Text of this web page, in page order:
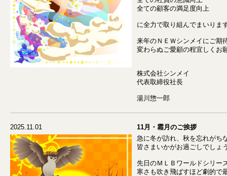
全ての顧客の満足度向上
に全力で取り組んでまいりま
来年のＮＥＷシンメイにご期
変わらぬご愛顧の程宜しくお
株式会社シンメイ
代表取締役社長
湯川惣一郎
2025.11.01
11月・霜月のご挨拶
急に冬が訪れ、秋を忘れがち
皆さまいかがお過ごしでしょ
先日のＭＬＢワールドシリー
寒さも吹き飛ばすほど劇的で